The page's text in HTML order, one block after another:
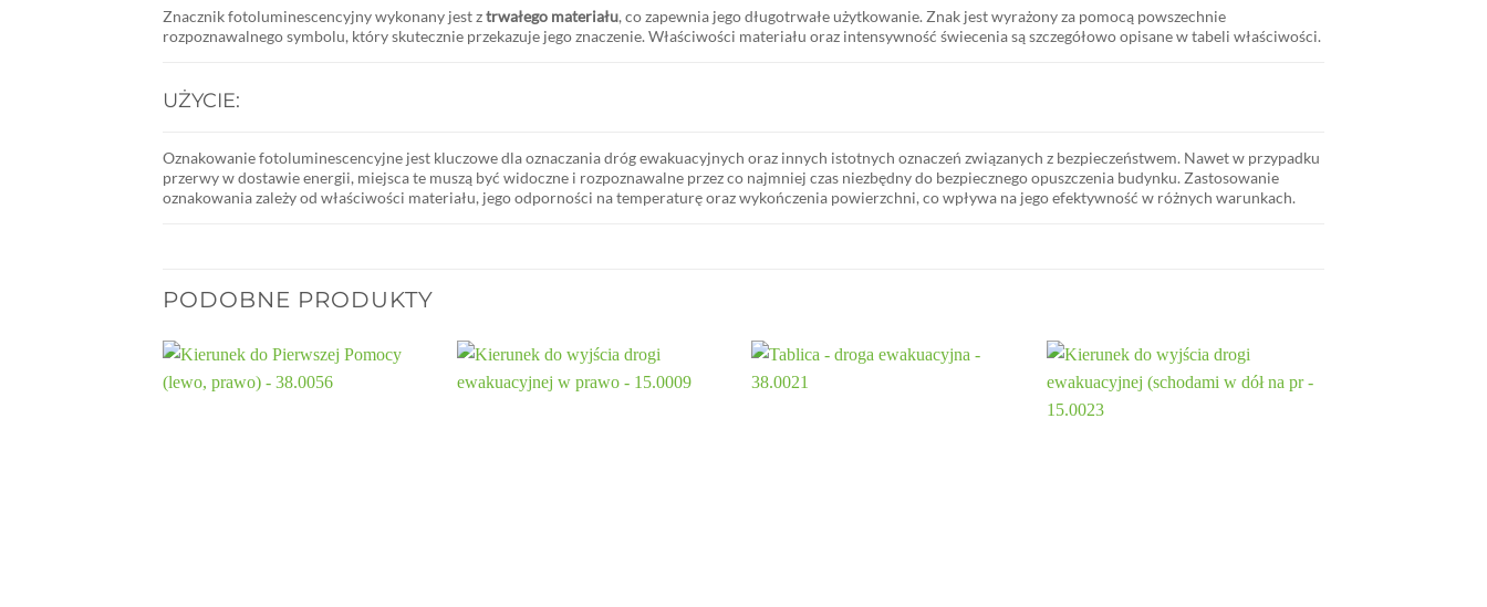
Znacznik fotoluminescencyjny wykonany jest ztrwałego materiału, co zapewnia jego długotrwałe użytkowanie. Znak jest wyrażony za pomocą powszechnie
rozpoznawalnego symbolu, który skutecznie przekazuje jego znaczenie. Właściwości materiału oraz intensywność świecenia są szczegółowo opisane w tabeli właściwości.
UŻYCIE:
Oznakowanie fotoluminescencyjne jest kluczowe dla oznaczania dróg ewakuacyjnych oraz innych istotnych oznaczeń związanych z bezpieczeństwem. Nawet w przypadku
przerwy w dostawie energii, miejsca te muszą być widoczne i rozpoznawalne przez co najmniej czas niezbędny do bezpiecznego opuszczenia budynku. Zastosowanie
oznakowania zależy od właściwości materiału, jego odporności na temperaturę oraz wykończenia powierzchni, co wpływa na jego efektywność w różnych warunkach.
PODOBNE PRODUKTY